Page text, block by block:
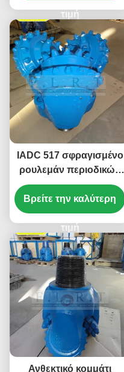
κλουβιών
τιμή
IADC 517 σφραγισμένο
ρουλεμάν περιοδικών
Tricone κομματιών TCI
για το μέσο μαλακό
σχηματισμό
Βρείτε την καλύτερη
τιμή
Ανθεκτικό κομμάτι